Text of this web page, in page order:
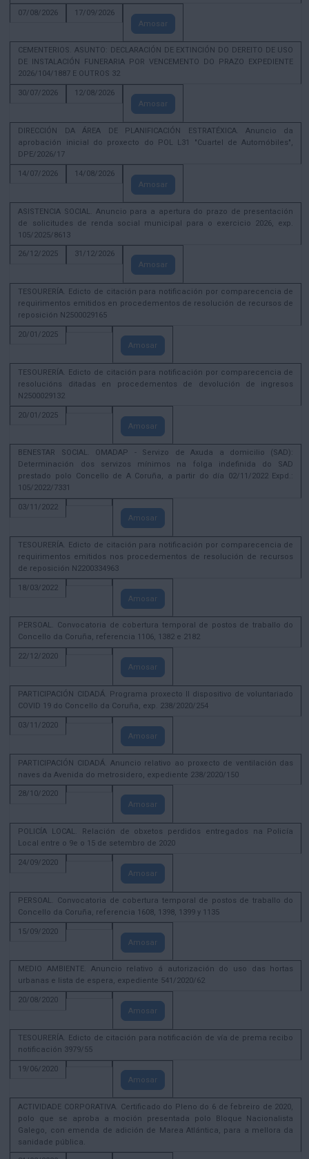
07/08/2026
17/09/2026
Amosar
CEMENTERIOS. ASUNTO: DECLARACIÓN DE EXTINCIÓN DO DEREITO DE USO
DE INSTALACIÓN FUNERARIA POR VENCEMENTO DO PRAZO EXPEDIENTE
2026/104/1887 E OUTROS 32
30/07/2026
12/08/2026
Amosar
DIRECCIÓN DA ÁREA DE PLANIFICACIÓN ESTRATÉXICA. Anuncio da
aprobación inicial do proxecto do POL L31 "Cuartel de Automóbiles",
DPE/2026/17
14/07/2026
14/08/2026
Amosar
ASISTENCIA SOCIAL. Anuncio para a apertura do prazo de presentación
de solicitudes de renda social municipal para o exercicio 2026, exp.
105/2025/8613
26/12/2025
31/12/2026
Amosar
TESOURERÍA. Edicto de citación para notificación por comparecencia de
requirimentos emitidos en procedementos de resolución de recursos de
reposición N2500029165
20/01/2025
Amosar
TESOURERÍA. Edicto de citación para notificación por comparecencia de
resolucións ditadas en procedementos de devolución de ingresos
N2500029132
20/01/2025
Amosar
BENESTAR SOCIAL. OMADAP - Servizo de Axuda a domicilio (SAD):
Determinación dos servizos mínimos na folga indefinida do SAD
prestado polo Concello de A Coruña, a partir do día 02/11/2022 Expd.:
105/2022/7331
03/11/2022
Amosar
TESOURERÍA. Edicto de citación para notificación por comparecencia de
requirimentos emitidos nos procedementos de resolución de recursos
de reposición N2200334963
18/03/2022
Amosar
PERSOAL. Convocatoria de cobertura temporal de postos de traballo do
Concello da Coruña, referencia 1106, 1382 e 2182
22/12/2020
Amosar
PARTICIPACIÓN CIDADÁ. Programa proxecto II dispositivo de voluntariado
COVID 19 do Concello da Coruña, exp. 238/2020/254
03/11/2020
Amosar
PARTICIPACIÓN CIDADÁ. Anuncio relativo ao proxecto de ventilación das
naves da Avenida do metrosidero, expediente 238/2020/150
28/10/2020
Amosar
POLICÍA LOCAL. Relación de obxetos perdidos entregados na Policía
Local entre o 9e o 15 de setembro de 2020
24/09/2020
Amosar
PERSOAL. Convocatoria de cobertura temporal de postos de traballo do
Concello da Coruña, referencia 1608, 1398, 1399 y 1135
15/09/2020
Amosar
MEDIO AMBIENTE. Anuncio relativo á autorización do uso das hortas
urbanas e lista de espera, expediente 541/2020/62
20/08/2020
Amosar
TESOURERÍA. Edicto de citación para notificación de vía de prema recibo
notificación 3979/55
19/06/2020
Amosar
ACTIVIDADE CORPORATIVA. Certificado do Pleno do 6 de febreiro de 2020,
polo que se aproba a moción presentada polo Bloque Nacionalista
Galego, con emenda de adición de Marea Atlántica, para a mellora da
sanidade pública.